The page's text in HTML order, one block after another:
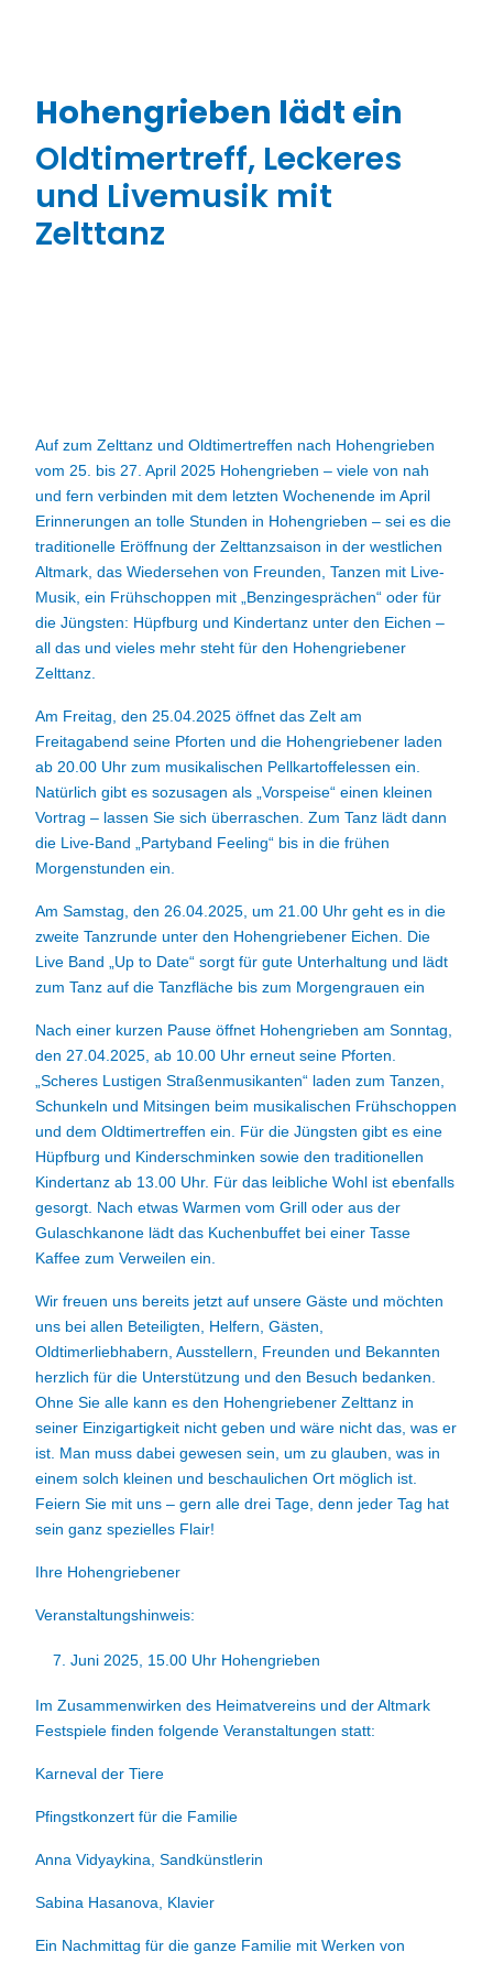
Hohengrieben lädt ein
Oldtimertreff, Leckeres
und Livemusik mit
Zelttanz
Auf zum Zelttanz und Oldtimertreffen nach Hohengrieben
vom 25. bis 27. April 2025 Hohengrieben – viele von nah
und fern verbinden mit dem letzten Wochenende im April
Erinnerungen an tolle Stunden in Hohengrieben – sei es die
traditionelle Eröffnung der Zelttanzsaison in der westlichen
Altmark, das Wiedersehen von Freunden, Tanzen mit Live-
Musik, ein Frühschoppen mit „Benzingesprächen“ oder für
die Jüngsten: Hüpfburg und Kindertanz unter den Eichen –
all das und vieles mehr steht für den Hohengriebener
Zelttanz.
Am Freitag, den 25.04.2025 öffnet das Zelt am
Freitagabend seine Pforten und die Hohengriebener laden
ab 20.00 Uhr zum musikalischen Pellkartoffelessen ein.
Natürlich gibt es sozusagen als „Vorspeise“ einen kleinen
Vortrag – lassen Sie sich überraschen. Zum Tanz lädt dann
die Live-Band „Partyband Feeling“ bis in die frühen
Morgenstunden ein.
Am Samstag, den 26.04.2025, um 21.00 Uhr geht es in die
zweite Tanzrunde unter den Hohengriebener Eichen. Die
Live Band „Up to Date“ sorgt für gute Unterhaltung und lädt
zum Tanz auf die Tanzfläche bis zum Morgengrauen ein
Nach einer kurzen Pause öffnet Hohengrieben am Sonntag,
den 27.04.2025, ab 10.00 Uhr erneut seine Pforten.
„Scheres Lustigen Straßenmusikanten“ laden zum Tanzen,
Schunkeln und Mitsingen beim musikalischen Frühschoppen
und dem Oldtimertreffen ein. Für die Jüngsten gibt es eine
Hüpfburg und Kinderschminken sowie den traditionellen
Kindertanz ab 13.00 Uhr. Für das leibliche Wohl ist ebenfalls
gesorgt. Nach etwas Warmen vom Grill oder aus der
Gulaschkanone lädt das Kuchenbuffet bei einer Tasse
Kaffee zum Verweilen ein.
Wir freuen uns bereits jetzt auf unsere Gäste und möchten
uns bei allen Beteiligten, Helfern, Gästen,
Oldtimerliebhabern, Ausstellern, Freunden und Bekannten
herzlich für die Unterstützung und den Besuch bedanken.
Ohne Sie alle kann es den Hohengriebener Zelttanz in
seiner Einzigartigkeit nicht geben und wäre nicht das, was er
ist. Man muss dabei gewesen sein, um zu glauben, was in
einem solch kleinen und beschaulichen Ort möglich ist.
Feiern Sie mit uns – gern alle drei Tage, denn jeder Tag hat
sein ganz spezielles Flair!
Ihre Hohengriebener
Veranstaltungshinweis:
Juni 2025, 15.00 Uhr Hohengrieben
Im Zusammenwirken des Heimatvereins und der Altmark
Festspiele finden folgende Veranstaltungen statt:
Karneval der Tiere
Pfingstkonzert für die Familie
Anna Vidyaykina, Sandkünstlerin
Sabina Hasanova, Klavier
Ein Nachmittag für die ganze Familie mit Werken von